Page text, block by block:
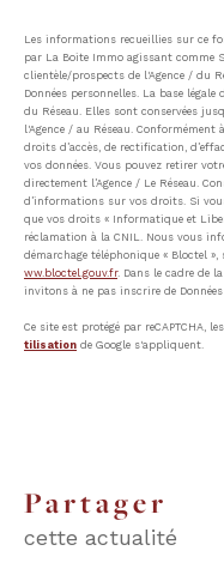
Les informations recueillies sur ce
par La Boite Immo agissant
clientèle/prospects de l'Agence / du
Données personnelles. La base
du Réseau. Elles sont conservées
l'Agence / au Réseau.
droits d’accès, de rectification,
vos données. Vous pouvez retirer
directement l’Agence / Le Réseau.
d’informations sur vos droits. Si
que vos droits « Informatique et
réclamation à la CNIL. Nous vous
démarchage téléphonique « Bloctel
ww.bloctel.gouv.fr. Dans le cadre de
invitons à ne pas inscrire de
Ce site est protégé par reCAPTCHA, les
tilisation de Google s'appliquent.
partager
cette actualité